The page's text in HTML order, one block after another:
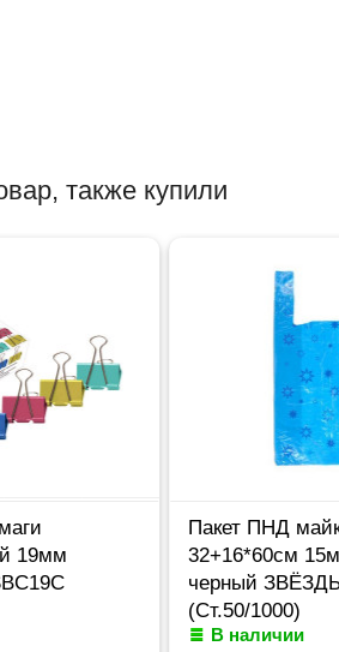
также купили
19мм
Пакет ПНД
32+16*60см
черный
(Ст.50/1000)
В наличии